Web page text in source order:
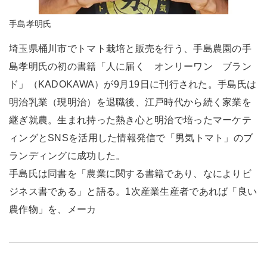
手島孝明氏
埼玉県桶川市でトマト栽培と販売を行う、手島農園の手
島孝明氏の初の書籍「人に届く オンリーワン ブラン
ド」（KADOKAWA）が9月19日に刊行された。手島氏は
明治乳業（現明治）を退職後、江戸時代から続く家業を
継ぎ就農。生まれ持った熱き心と明治で培ったマーケテ
ィングとSNSを活用した情報発信で「男気トマト」のブ
ランディングに成功した。
手島氏は同書を「農業に関する書籍であり、なによりビ
ジネス書である」と語る。1次産業生産者であれば「良い
農作物」を、メーカ